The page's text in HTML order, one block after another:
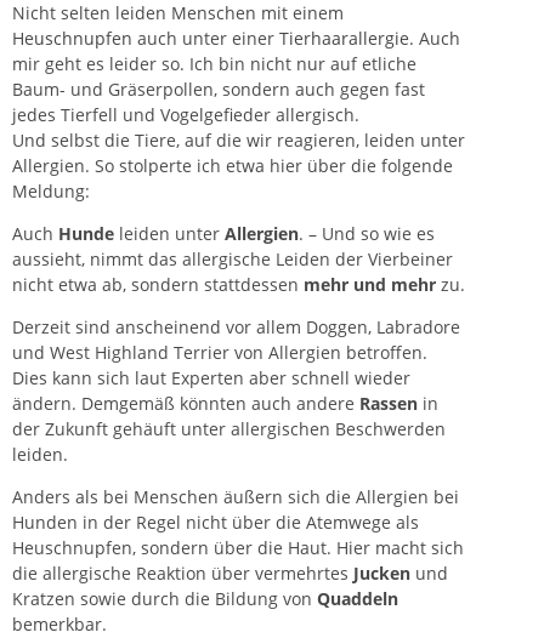
Nicht selten leiden Menschen mit einem
Heuschnupfen auch unter einer Tierhaarallergie. Auch
mir geht es leider so. Ich bin nicht nur auf etliche
Baum- und Gräserpollen, sondern auch gegen fast
jedes Tierfell und Vogelgefieder allergisch.
Und selbst die Tiere, auf die wir reagieren, leiden unter
Allergien. So stolperte ich etwa hier über die folgende
Meldung:
Auch Hunde leiden unter Allergien. – Und so wie es
aussieht, nimmt das allergische Leiden der Vierbeiner
nicht etwa ab, sondern stattdessen mehr und mehr zu.
Derzeit sind anscheinend vor allem Doggen, Labradore
und West Highland Terrier von Allergien betroffen.
Dies kann sich laut Experten aber schnell wieder
ändern. Demgemäß könnten auch andere Rassen in
der Zukunft gehäuft unter allergischen Beschwerden
leiden.
Anders als bei Menschen äußern sich die Allergien bei
Hunden in der Regel nicht über die Atemwege als
Heuschnupfen, sondern über die Haut. Hier macht sich
die allergische Reaktion über vermehrtes Jucken und
Kratzen sowie durch die Bildung von Quaddeln
bemerkbar.